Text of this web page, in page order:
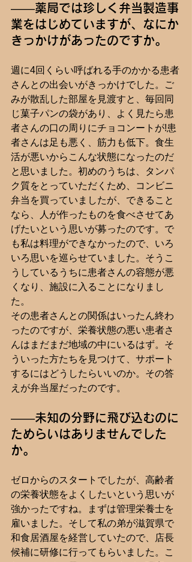
――薬局では珍しく弁当製造事
業をはじめていますが、なにか
きっかけがあったのですか。
週に4回くらい呼ばれる手のかかる患者
さんとの出会いがきっかけでした。ご
みが散乱した部屋を見渡すと、毎回同
じ菓子パンの袋があり、よく見たら患
者さんの口の周りにチョコンートが!患
者さんは足も悪く、筋力も低下。食生
活が悪いからこんな状態になったのだ
と思いました。初めのうちは、タンパ
ク質をとっていただくため、コンビニ
弁当を買っていましたが、できること
なら、人が作ったものを食べさせてあ
げたいという思いが募ったのです。で
も私は料理ができなかったので、いろ
いろ思いを巡らせていました。そうこ
うしているうちに患者さんの容態が悪
くなり、施設に入ることになりまし
た。
その患者さんとの関係はいったん終わ
ったのですが、栄養状態の悪い患者さ
んはまだまだ地域の中にいるはず。そ
ういった方たちを見つけて、サポート
するにはどうしたらいいのか。その答
えが弁当屋だったのです。
――未知の分野に飛び込むのに
ためらいはありませんでした
か。
ゼロからのスタートでしたが、高齢者
の栄養状態をよくしたいという思いが
強かったですね。まずは管理栄養士を
雇いました。そして私の弟が滋賀県で
和食居酒屋を経営していたので、店長
候補に研修に行ってもらいました。こ